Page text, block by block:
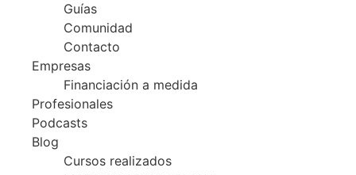
Guías
Comunidad
Contacto
Empresas
Financiación a medida
Profesionales
Podcasts
Blog
Cursos realizados